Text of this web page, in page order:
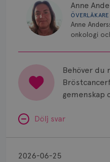
Anne
Anne
onkologi
Behöver du
gemenskap
Dölj svar
2026-06-25
kring